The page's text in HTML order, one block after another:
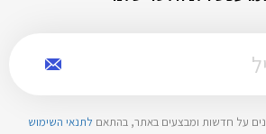
על חדשות ומבצעים באתר, בהתאם לתנאי השימוש